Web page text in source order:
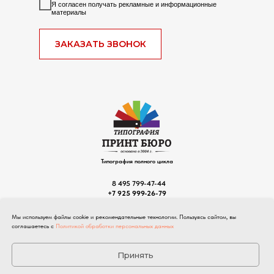
Я согласен получать рекламные и информационные
материалы
ЗАКАЗАТЬ ЗВОНОК
Типография полного цикла
Политика обработки Персональных данных
Согласие на обработку Персональных данных
8 495 799-47-44
+7 925 999-26-79
г. Москва, ул. Бакунинская 38-42с1
Мы используем файлы cookie и рекомендательные технологии. Пользуясь сайтом, вы
соглашаетесь с Политикой обработки персональных данных
Принять